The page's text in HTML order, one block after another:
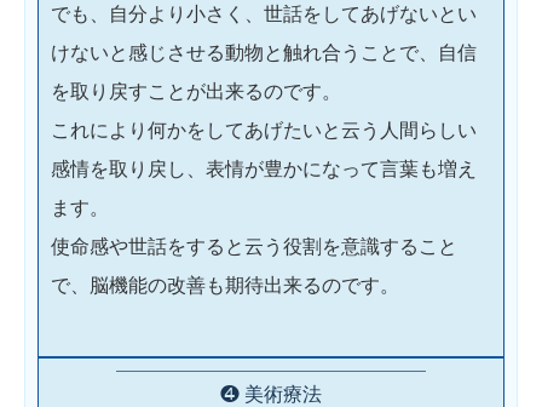
でも、自分より小さく、世話をしてあげないとい
けないと感じさせる動物と触れ合うことで、自信
を取り戻すことが出来るのです。
これにより何かをしてあげたいと云う人間らしい
感情を取り戻し、表情が豊かになって言葉も増え
ます。
使命感や世話をすると云う役割を意識すること
で、脳機能の改善も期待出来るのです。
❹ 美術療法